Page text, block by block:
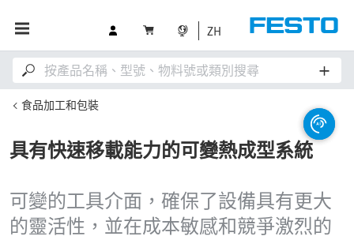
ZH
食品加工和包裝
具有快速移載能力的可變熱成型系統
可變的工具介面，確保了設備具有更大
的靈活性，並在成本敏感和競爭激烈的